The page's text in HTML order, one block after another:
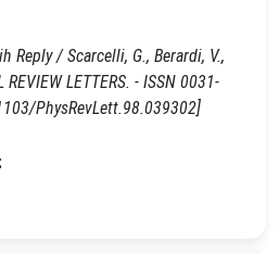
Reply / Scarcelli, G., Berardi, V.,
LETTERS. - ISSN 0031-
PhysRevLett.98.039302]